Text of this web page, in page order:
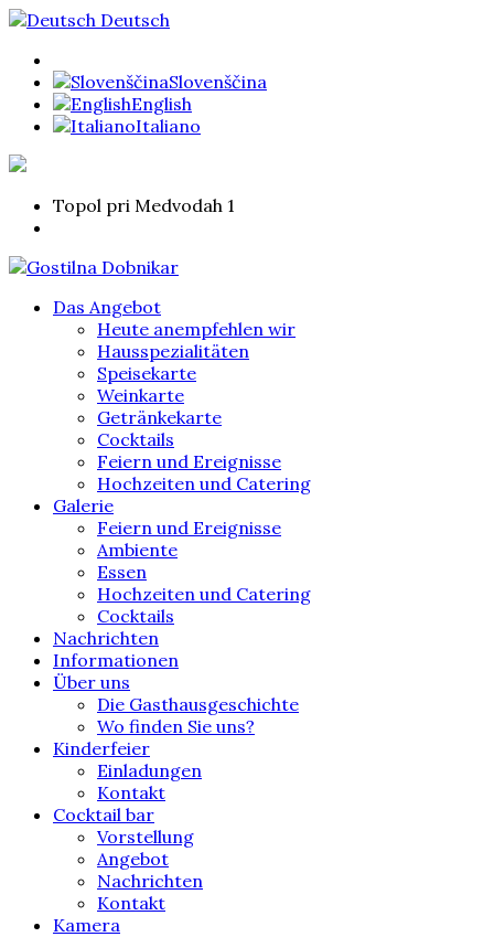
Deutsch
Slovenščina
English
Italiano
Topol pri Medvodah 1
Das Angebot
Heute anempfehlen wir
Hausspezialitäten
Speisekarte
Weinkarte
Getränkekarte
Cocktails
Feiern und Ereignisse
Hochzeiten und Catering
Galerie
Feiern und Ereignisse
Ambiente
Essen
Hochzeiten und Catering
Cocktails
Nachrichten
Informationen
Über uns
Die Gasthausgeschichte
Wo finden Sie uns?
Kinderfeier
Einladungen
Kontakt
Cocktail bar
Vorstellung
Angebot
Nachrichten
Kontakt
Kamera